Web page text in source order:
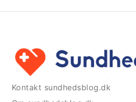
Kontakt sundhedsblog.dk